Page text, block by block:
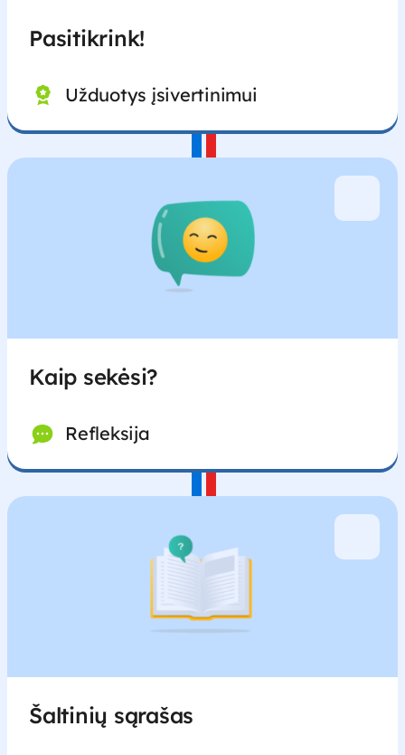
Pasitikrink!
Užduotys įsivertinimui
Kaip sekėsi?
Refleksija
Šaltinių sąrašas